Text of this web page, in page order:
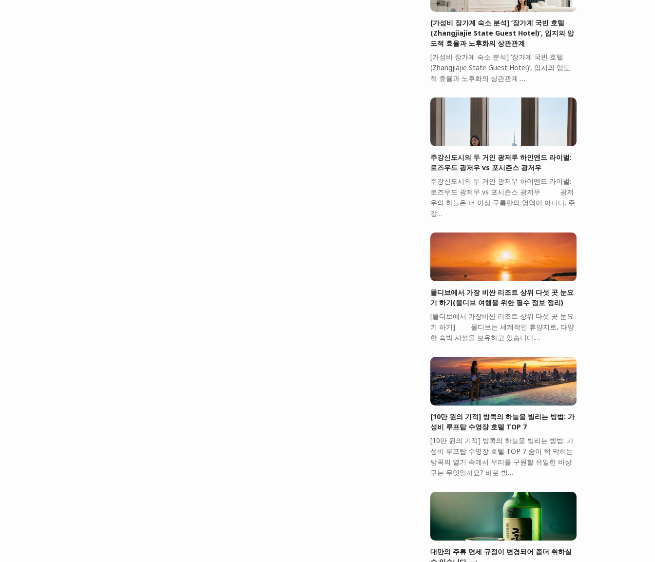
[가성비 장가계 숙소 분석] ‘장가계 국빈 호텔
(Zhangjiajie State Guest Hotel)’, 입지의 압
도적 효율과 노후화의 상관관계
[가성비 장가계 숙소 분석] ‘장가계 국빈 호텔
(Zhangjiajie State Guest Hotel)’, 입지의 압도
적 효율과 노후화의 상관관계 …
주강신도시의 두 거인 광저루 하인엔드 라이벌:
로즈우드 광저우 vs 포시즌스 광저우
주강신도시의 두 거인 광저우 하이엔드 라이벌:
로즈우드 광저우 vs 포시즌스 광저우 광저
우의 하늘은 더 이상 구름만의 영역이 아니다. 주
강…
몰디브에서 가장 비싼 리조트 상위 다섯 곳 눈요
기 하기(몰디브 여행을 위한 필수 정보 정리)
[몰디브에서 가장비싼 리조트 상위 다섯 곳 눈요
기 하기] 몰디브는 세계적인 휴양지로, 다양
한 숙박 시설을 보유하고 있습니다.…
[10만 원의 기적] 방콕의 하늘을 빌리는 방법: 가
성비 루프탑 수영장 호텔 TOP 7
[10만 원의 기적] 방콕의 하늘을 빌리는 방법: 가
성비 루프탑 수영장 호텔 TOP 7 숨이 턱 막히는
방콕의 열기 속에서 우리를 구원할 유일한 비상
구는 무엇일까요? 바로 빌…
대만의 주류 면세 규정이 변경되어 좀더 취하실